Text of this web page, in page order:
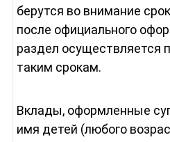
берутся во внимание
после официального
раздел осуществляется
таким срокам.
Вклады, оформленные
имя детей (любого